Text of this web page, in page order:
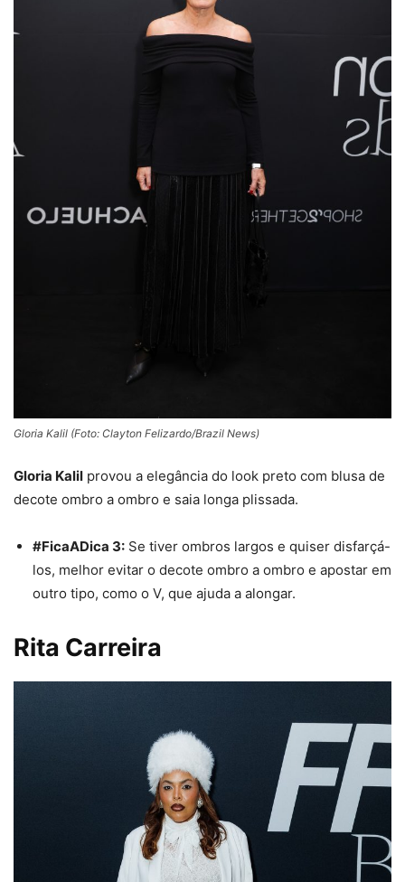
Gloria Kalil (Foto: Clayton Felizardo/Brazil News)
Gloria Kalil provou a elegância do look preto com blusa de
decote ombro a ombro e saia longa plissada.
#FicaADica 3: Se tiver ombros largos e quiser disfarçá-
los, melhor evitar o decote ombro a ombro e apostar em
outro tipo, como o V, que ajuda a alongar.
Rita Carreira